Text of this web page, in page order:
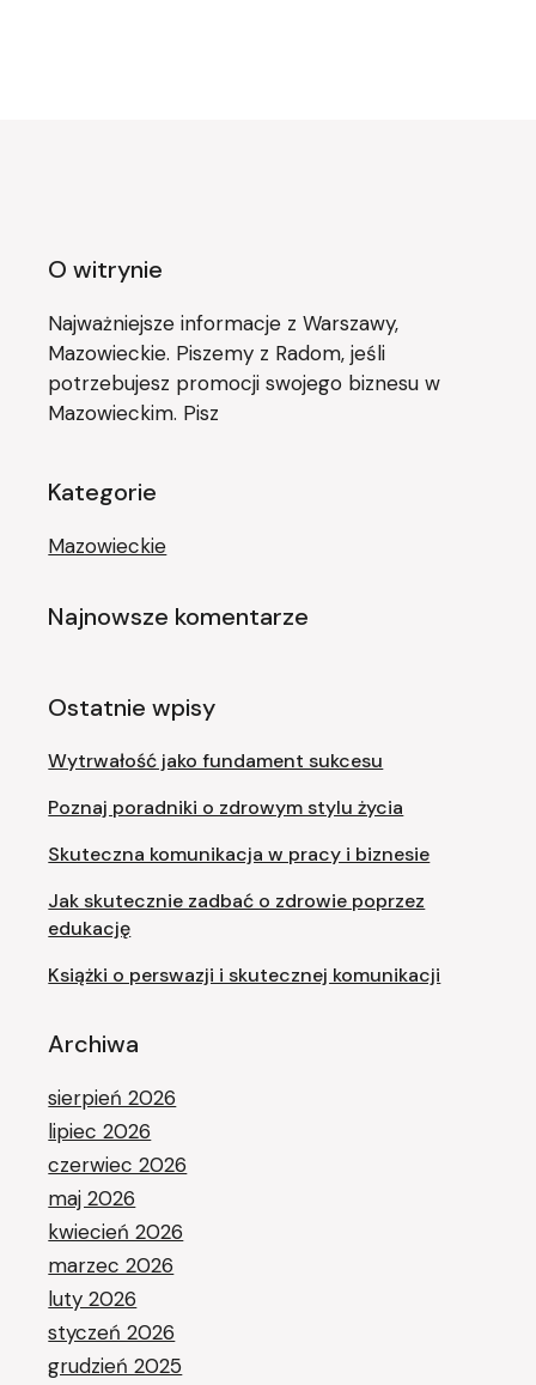
O witrynie
Najważniejsze informacje z Warszawy,
Mazowieckie. Piszemy z Radom, jeśli
potrzebujesz promocji swojego biznesu w
Mazowieckim. Pisz
Kategorie
Mazowieckie
Najnowsze komentarze
Ostatnie wpisy
Wytrwałość jako fundament sukcesu
Poznaj poradniki o zdrowym stylu życia
Skuteczna komunikacja w pracy i biznesie
Jak skutecznie zadbać o zdrowie poprzez
edukację
Książki o perswazji i skutecznej komunikacji
Archiwa
sierpień 2026
lipiec 2026
czerwiec 2026
maj 2026
kwiecień 2026
marzec 2026
luty 2026
styczeń 2026
grudzień 2025